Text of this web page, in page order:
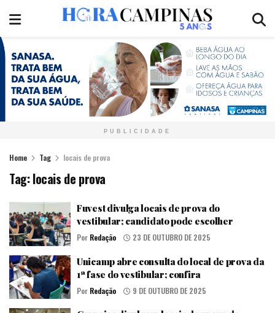
PUBLICIDADE
Home Tag locais de prova
Tag:locais de prova
Fuvest divulga locais de prova do
vestibular; candidato pode escolher
Por Redação 23 DE OUTUBRO DE 2025
Unicamp abre consulta do local de prova da
1ª fase do vestibular; confira
Por Redação 9 DE OUTUBRO DE 2025